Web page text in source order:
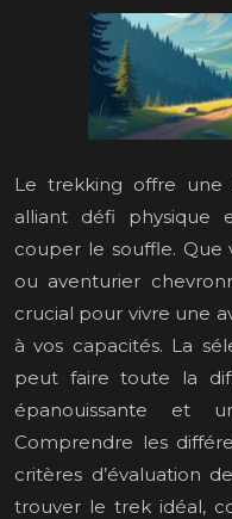
Le trekking offre une
alliant défi physique
couper le souffle. Que
ou aventurier
crucial pour vivre une
à vos capacités. La
peut faire toute la
épanouissante et
Comprendre les
critères d’évaluation
trouver le trek idéal,